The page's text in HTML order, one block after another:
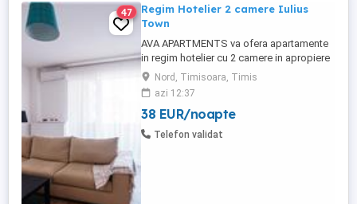
47
Regim Hotelier 2 camere Iulius
Town
AVA APARTMENTS va ofera apartamente
in regim hotelier cu 2 camere in apropiere
de Iulius Town. Apartamentele sunt
compuse din living open space, dormitor,
bucatarie, baie, dressing si balcon iar la
parterul blocului loc de parcare. Pentru
decont si firme oferim factura. Pretul afisat
Nord, Timisoara, Timis
azi 12:37
38 EUR/noapte
Telefon validat